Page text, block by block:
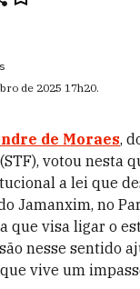
de 2025 17h20.
de Moraes,
votou nesta
a lei que
Jamanxim, no
que visa ligar o
nesse sentido
vive um